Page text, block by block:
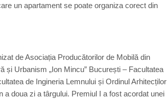
un apartament se poate organiza corect din
de Asociația Producătorilor de Mobilă din
Urbanism „Ion Mincu” București – Facultatea
de Ingineria Lemnului și Ordinul Arhitecților
doua zi a târgului. Premiul I a fost acordat unei